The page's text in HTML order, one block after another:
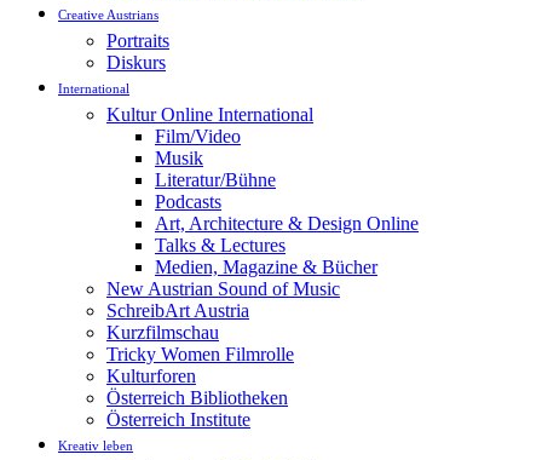
Creative Austrians
Portraits
Diskurs
International
Kultur Online International
Film/Video
Musik
Literatur/Bühne
Podcasts
Art, Architecture & Design Online
Talks & Lectures
Medien, Magazine & Bücher
New Austrian Sound of Music
SchreibArt Austria
Kurzfilmschau
Tricky Women Filmrolle
Kulturforen
Österreich Bibliotheken
Österreich Institute
Kreativ leben